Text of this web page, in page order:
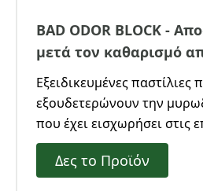
BAD ODOR BLOCK -
μετά τον καθαρισμό
Εξειδικευμένες παστίλιες
εξουδετερώνουν την
που έχει εισχωρήσει στις
από φωτιά. Κατάλληλο και
δυσοσμία από σκουπίδια,
Δες το Προϊόν